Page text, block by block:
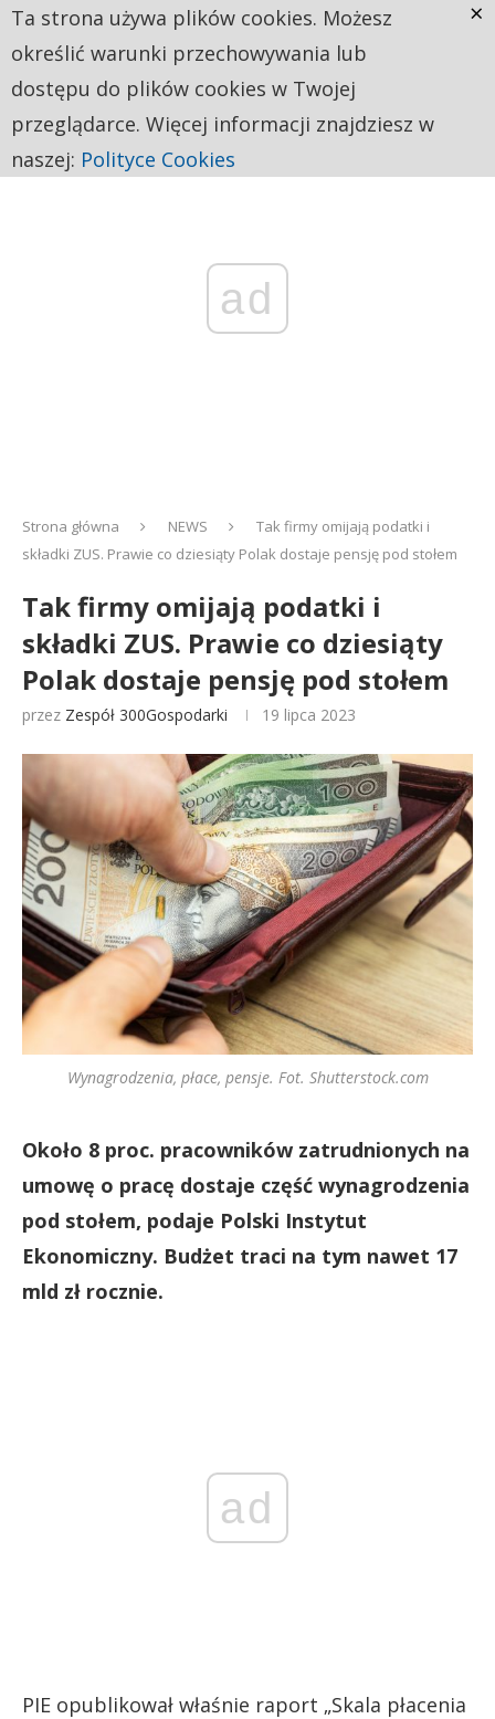
ad
Strona główna NEWS
Tak firmy omijają podatki i
składki ZUS. Prawie co dziesiąty Polak dostaje pensję pod stołem
Tak firmy omijają podatki i
składki ZUS. Prawie co dziesiąty
Polak dostaje pensję pod stołem
przez Zespół 300Gospodarki 19 lipca 2023
Wynagrodzenia, płace, pensje. Fot. Shutterstock.com
Około 8 proc. pracowników zatrudnionych na
umowę o pracę dostaje część wynagrodzenia
pod stołem, podaje Polski Instytut
Ekonomiczny. Budżet traci na tym nawet 17
mld zł rocznie.
ad
PIE opublikował właśnie raport „Skala płacenia
Ta strona używa plików cookies. Możesz
określić warunki przechowywania lub
dostępu do plików cookies w Twojej
przeglądarce. Więcej informacji znajdziesz w
naszej: Polityce Cookies
×